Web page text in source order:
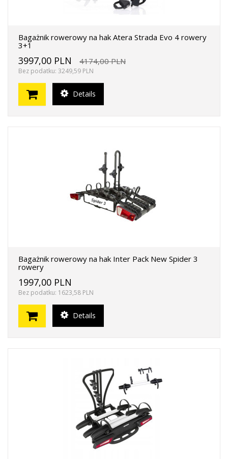
Bagażnik rowerowy na hak Atera Strada Evo 4 rowery
3+1
3997,00 PLN 4174,00 PLN
Bez podatku: 3249,59 PLN
Details
Bagażnik rowerowy na hak Inter Pack New Spider 3
rowery
1997,00 PLN
Bez podatku: 1623,58 PLN
Details